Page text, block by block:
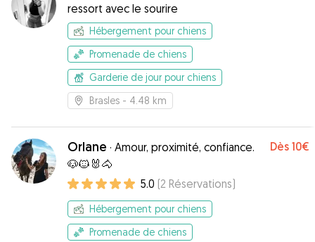
ressort avec le sourire
Hébergement pour chiens
Promenade de chiens
Garderie de jour pour chiens
Brasles - 4.48 km
Orlane · Amour, proximité, confiance.
🐶🐱🐰🐴
Dès 10€
5.0 (2 Réservations)
Hébergement pour chiens
Promenade de chiens